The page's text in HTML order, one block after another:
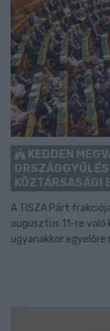
KEDDEN
KÖZTÁRSASÁGI
A TISZA Párt
augusztus 11-re
ugyanakkor egyelőre